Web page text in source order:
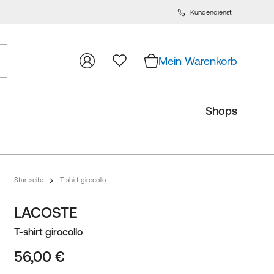
Kundendienst
Mein Warenkorb
Shops
Startseite T-shirt girocollo
LACOSTE
T-shirt girocollo
56,00 €